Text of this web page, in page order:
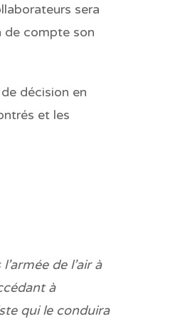
sera
de compte son
décision en
et les
de l’air à
à
qui le conduira